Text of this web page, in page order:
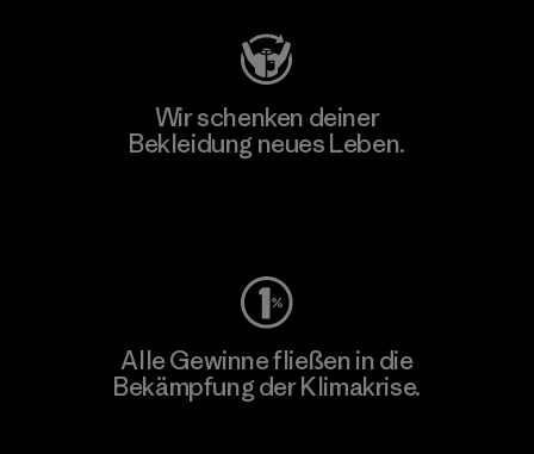
Wir schenken deiner
Bekleidung neues Leben.
Alle Gewinne fließen in die
Bekämpfung der Klimakrise.